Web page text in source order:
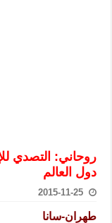
سوريا تبحث مع
روحاني: التصدي
دول العالم
2015-11-25
طهران-سانا